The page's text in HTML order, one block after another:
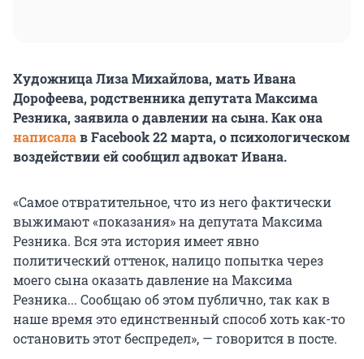
Художница Лиза Михайлова, мать Ивана
Дорофеева, родственника депутата Максима
Резника, заявила о давлении на сына. Как она
написалав Facebook 22 марта, о психологическом
воздействии ей сообщил адвокат Ивана.
«Самое отвратительное, что из него фактически
выжимают «показания» на депутата Максима
Резника. Вся эта история имеет явно
политический оттенок, налицо попытка через
моего сына оказать давление на Максима
Резника... Сообщаю об этом публично, так как в
наше время это единственный способ хоть как-то
остановить этот беспредел», — говорится в посте.